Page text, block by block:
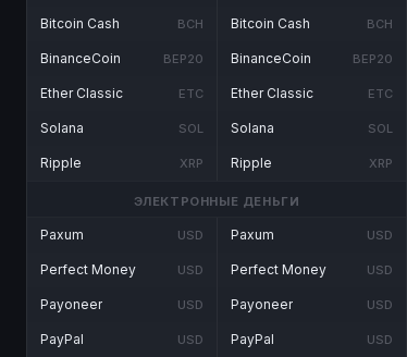
Bitcoin Cash BCH
BinanceCoin BEP20
Ether Classic ETC
Solana SOL
Ripple XRP
Bitcoin Cash BCH
BinanceCoin BEP20
Ether Classic ETC
Solana SOL
Ripple XRP
ЭЛЕКТРОННЫЕ ДЕНЬГИ
Paxum USD
Perfect Money USD
Payoneer USD
PayPal USD
Paxum USD
Perfect Money USD
Payoneer USD
PayPal USD